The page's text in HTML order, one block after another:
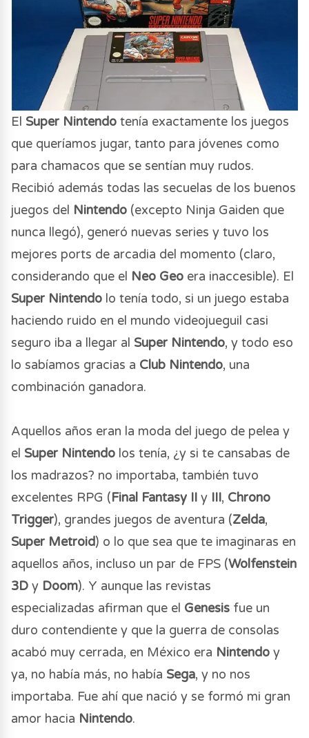
El Super Nintendo tenía exactamente los juegos
que queríamos jugar, tanto para jóvenes como
para chamacos que se sentían muy rudos.
Recibió además todas las secuelas de los buenos
juegos del Nintendo (excepto Ninja Gaiden que
nunca llegó), generó nuevas series y tuvo los
mejores ports de arcadia del momento (claro,
considerando que el Neo Geo era inaccesible). El
Super Nintendo lo tenía todo, si un juego estaba
haciendo ruido en el mundo videojueguil casi
seguro iba a llegar al Super Nintendo, y todo eso
lo sabíamos gracias a Club Nintendo, una
combinación ganadora.
Aquellos años eran la moda del juego de pelea y
el Super Nintendo los tenía, ¿y si te cansabas de
los madrazos? no importaba, también tuvo
excelentes RPG (Final Fantasy II y III, Chrono
Trigger), grandes juegos de aventura (Zelda,
Super Metroid) o lo que sea que te imaginaras en
aquellos años, incluso un par de FPS (Wolfenstein
3Dy Doom). Y aunque las revistas
especializadas afirman que el Genesis fue un
duro contendiente y que la guerra de consolas
acabó muy cerrada, en México era Nintendo y
ya, no había más, no había Sega, y no nos
importaba. Fue ahí que nació y se formó mi gran
amor hacia Nintendo.